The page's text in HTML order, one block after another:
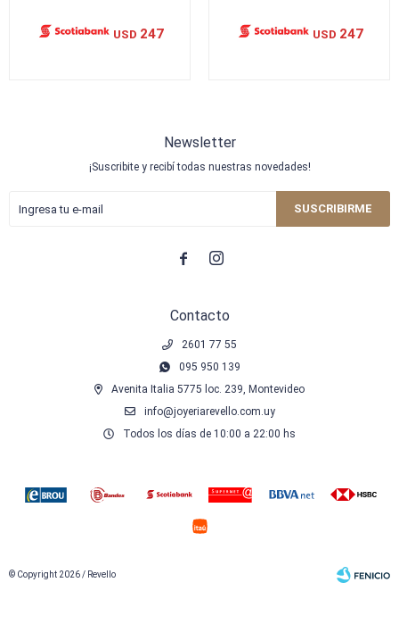
USD 247 USD 247
Contacto
2601 77 55
095 950 139
Avenita Italia 5775 loc. 239, Montevideo
info@joyeriarevello.com.uy
Todos los días de 10:00 a 22:00 hs
Newsletter
¡Suscribite y recibí todas nuestras novedades!
SUSCRIBIRME
 
© Copyright 2026 / Revello